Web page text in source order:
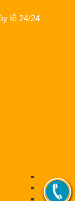
lễ 24/24